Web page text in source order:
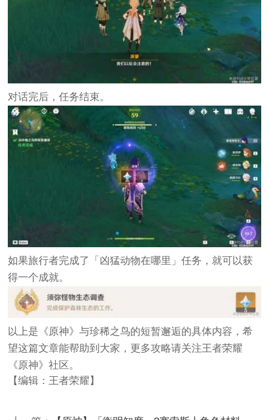
对话完后，任务结束。
如果旅行者完成了「凶猛动物在哪里」任务，就可以获
得一个成就。
以上是《原神》与珍稀之鸟的短暂邂逅的具体内容，希
望这篇文章能帮助到大家，更多攻略请关注王者荣耀
《原神》社区。
【编辑：王者荣耀】